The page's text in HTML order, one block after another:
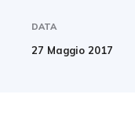
DATA
27 Maggio 2017